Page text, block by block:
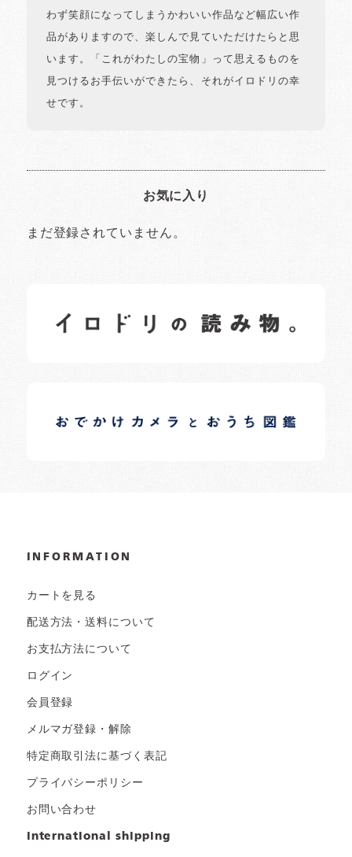
わず笑顔になってしまうかわいい作品など幅広い作
品がありますので、楽しんで見ていただけたらと思
います。「これがわたしの宝物」って思えるものを
見つけるお手伝いができたら、それがイロドリの幸
せです。
お気に入り
まだ登録されていません。
日常の様子など随時更新中です。
日常の様子など随時更新中です。
INFORMATION
カートを見る
配送方法・送料について
お支払方法について
ログイン
会員登録
メルマガ登録・解除
特定商取引法に基づく表記
プライバシーポリシー
お問い合わせ
international shipping